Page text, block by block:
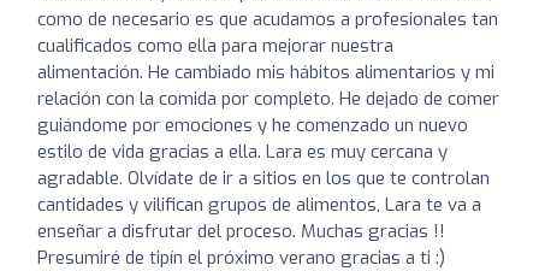
como de necesario es que acudamos a profesionales tan
cualificados como ella para mejorar nuestra
alimentación. He cambiado mis hábitos alimentarios y mi
relación con la comida por completo. He dejado de comer
guiándome por emociones y he comenzado un nuevo
estilo de vida gracias a ella. Lara es muy cercana y
agradable. Olvídate de ir a sitios en los que te controlan
cantidades y vilifican grupos de alimentos, Lara te va a
enseñar a disfrutar del proceso. Muchas gracias !!
Presumiré de tipín el próximo verano gracias a ti :)